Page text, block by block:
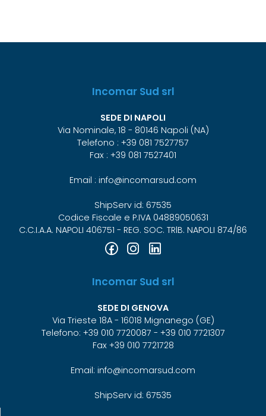
Incomar Sud srl
SEDE DI NAPOLI
Via Nominale, 18 - 80146 Napoli (NA)
Telefono : +39 081 7527757
Fax : +39 081 7527401
Email : info@incomarsud.com
ShipServ id: 67535
Codice Fiscale e P.IVA 04889050631
C.C.I.A.A. NAPOLI 406751 - REG. SOC. TRlB. NAPOLI 874/86
Incomar Sud srl
SEDE DI GENOVA
Via Trieste 18A - 16018 Mignanego (GE)
Telefono: +39 010 7720087 - +39 010 7721307
Fax +39 010 7721728
Email: info@incomarsud.com
ShipServ id: 67535